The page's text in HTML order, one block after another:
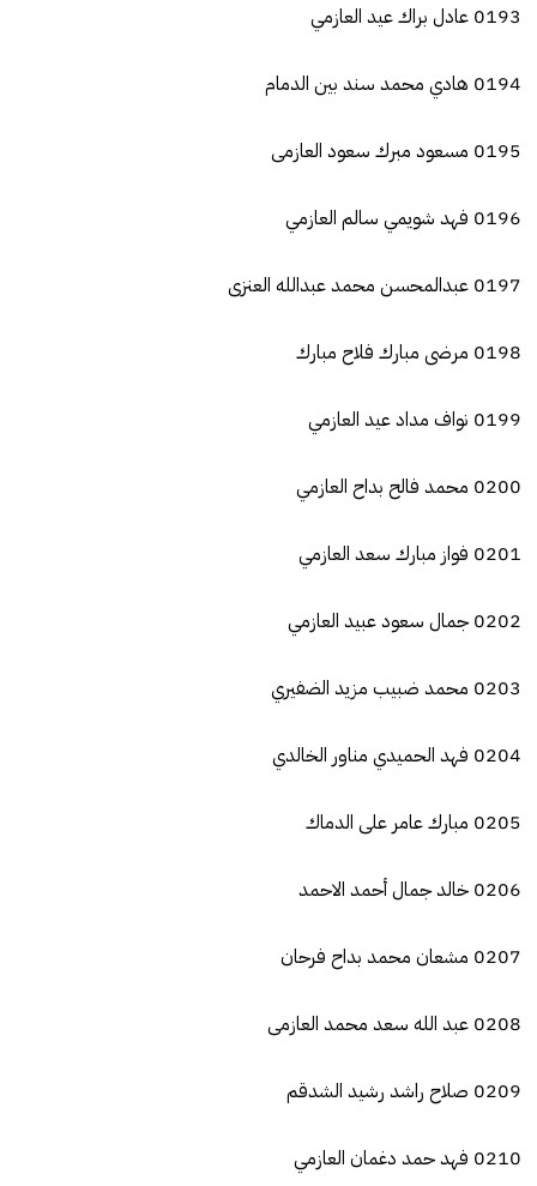
0193 عادل براك عيد العازمي
0194 هادي محمد سند بين الدمام
0195 مسعود مبرك سعود العازمى
0196 فهد شويمي سالم العازمي
0197 عبدالمحسن محمد عبدالله العنزى
0198 مرضى مبارك فلاح مبارك
0199 نواف مداد عيد العازمي
0200 محمد فالح بداح العازمي
0201 فواز مبارك سعد العازمي
0202 جمال سعود عبيد العازمي
0203 محمد ضبيب مزيد الضفيري
0204 فهد الحميدي مناور الخالدي
0205 مبارك عامر على الدماك
0206 خالد جمال أحمد الاحمد
0207 مشعان محمد بداح فرحان
0208 عبد الله سعد محمد العازمى
0209 صلاح راشد رشيد الشدقم
0210 فهد حمد دغمان العازمي